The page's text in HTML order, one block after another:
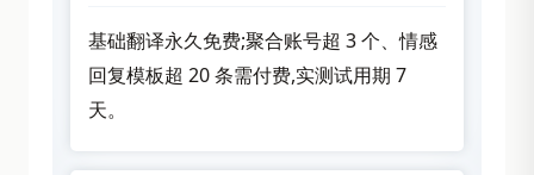
基础翻译永久免费;聚合账号超 3 个、情感
回复模板超 20 条需付费,实测试用期 7
天。